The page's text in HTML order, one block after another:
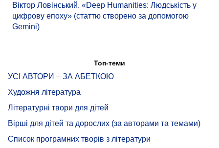
Віктор Ловінський. «Deep Humanities: Людськість у
цифрову епоху» (статтю створено за допомогою
Gemini)
Топ-теми
УСІ АВТОРИ – ЗА АБЕТКОЮ
Художня література
Літературні твори для дітей
Вірші для дітей та дорослих (за авторами та темами)
Список програмних творів з літератури